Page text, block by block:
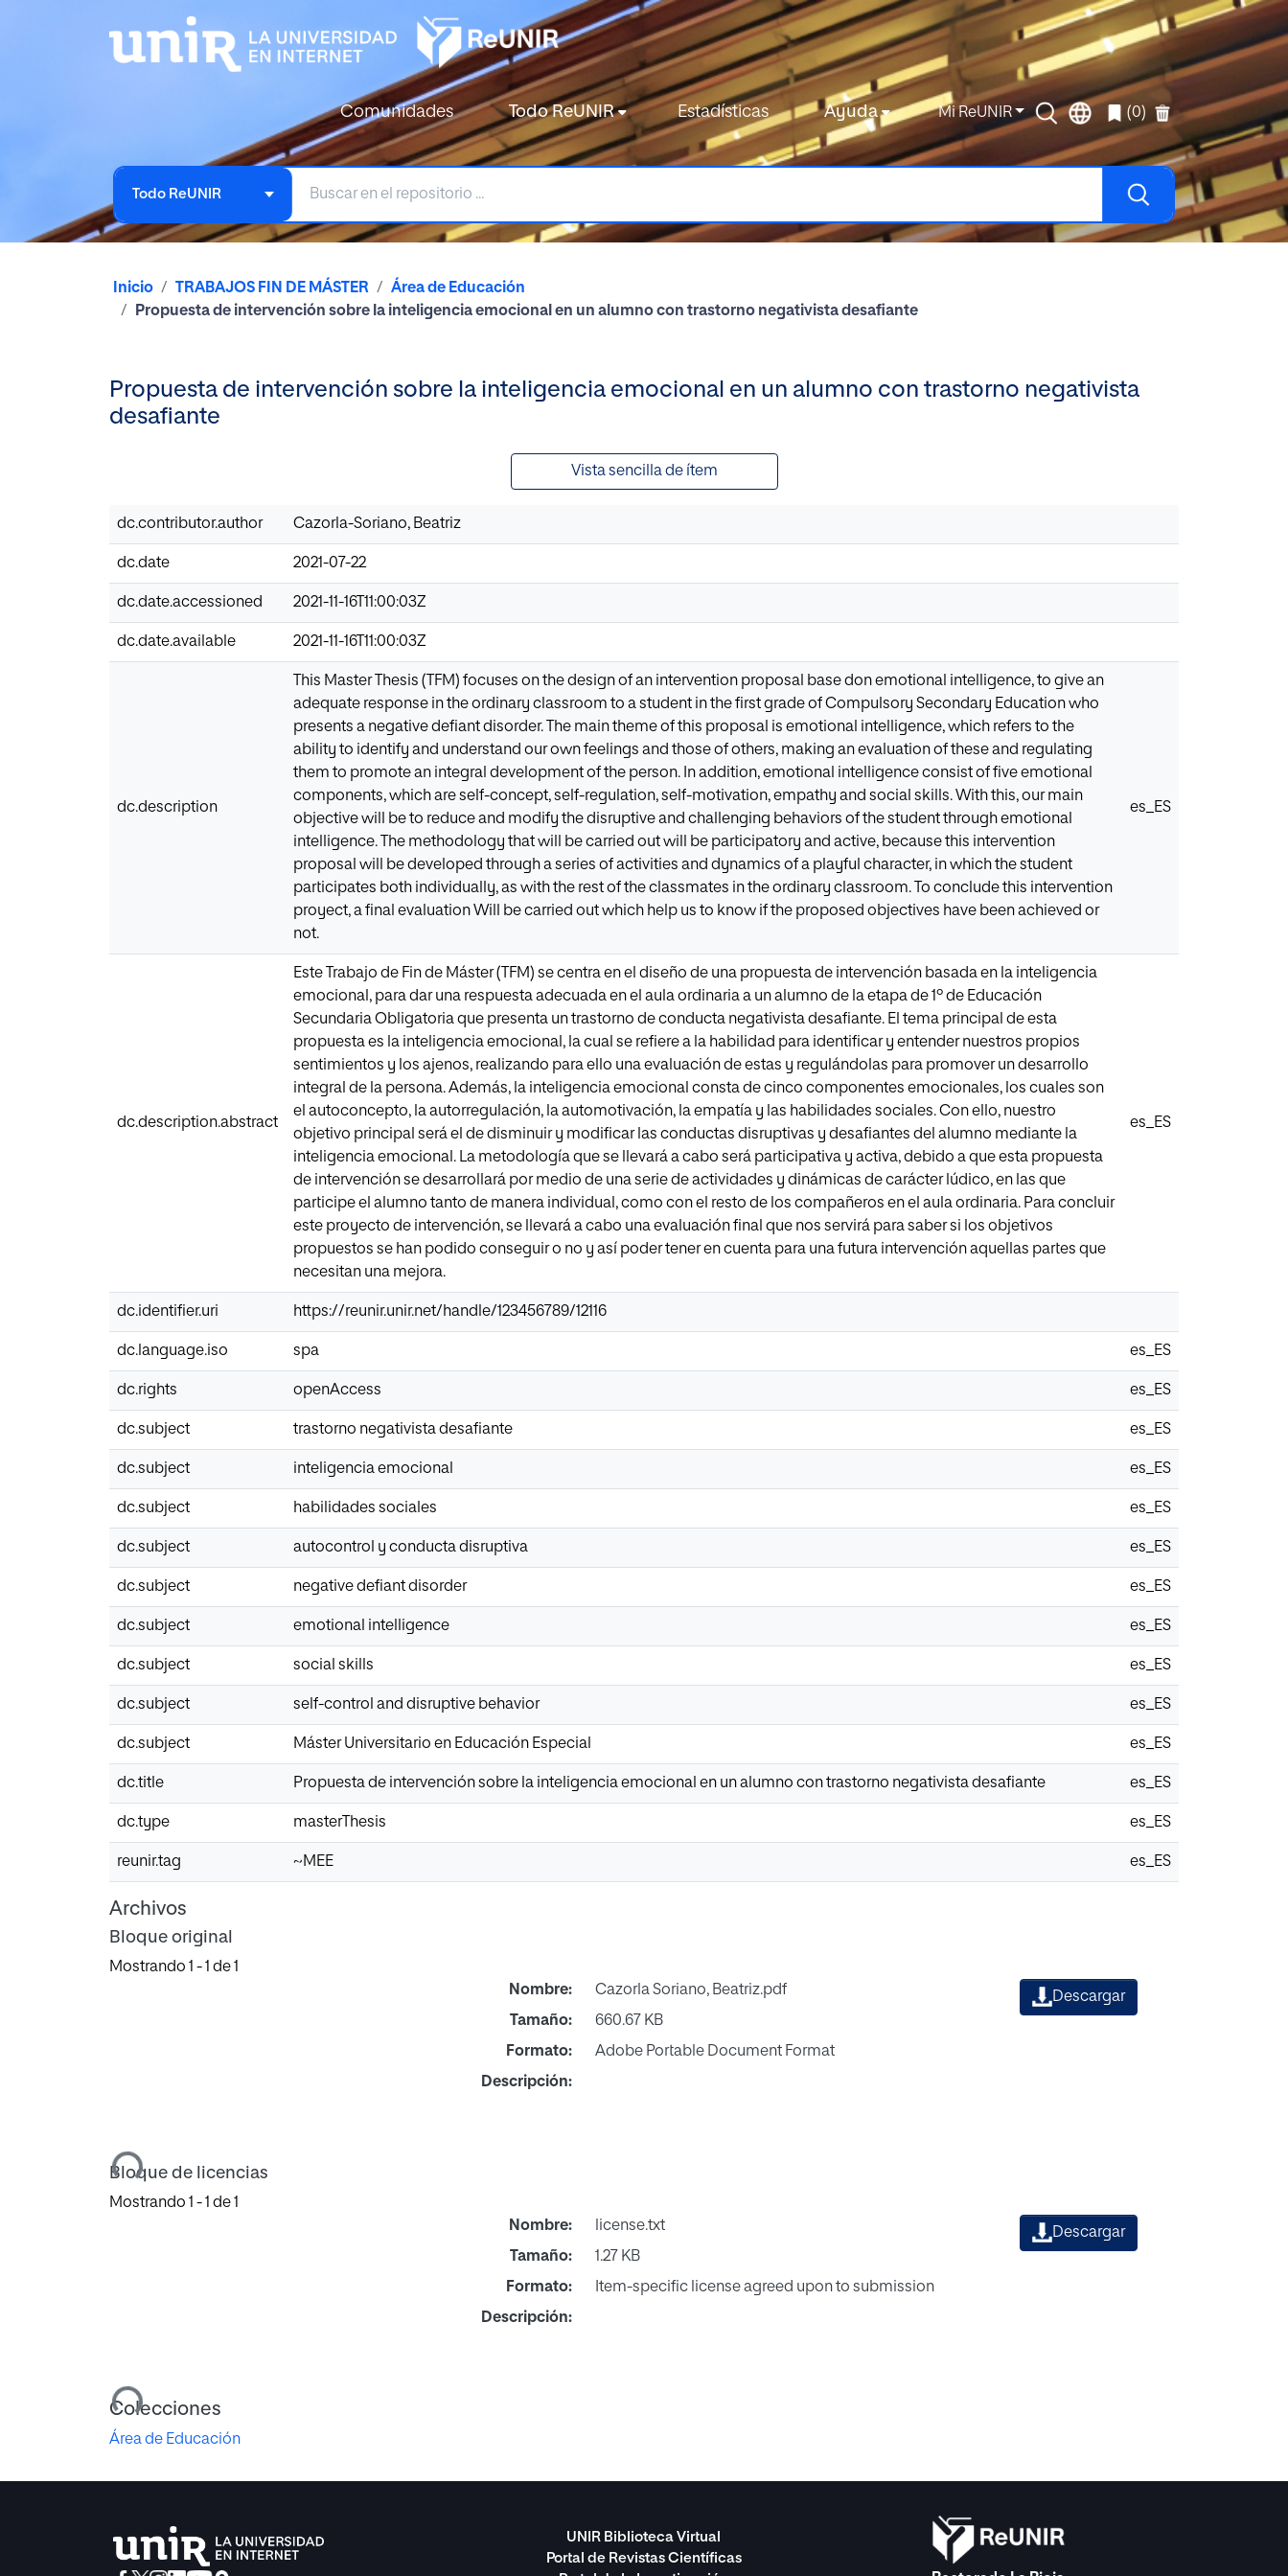
Comunidades Todo ReUNIR Estadísticas Ayuda Mi ReUNIR (0)
Todo ReUNIR
Inicio TRABAJOS FIN DE MÁSTER
Área de Educación
Propuesta de intervención sobre la inteligencia emocional en un alumno con trastorno negativista desafiante
Propuesta de intervención sobre la inteligencia emocional en un alumno con trastorno negativista
desafiante
Vista sencilla de ítem
dc.contributor.author Cazorla-Soriano, Beatriz
dc.date 2021-07-22
dc.date.accessioned 2021-11-16T11:00:03Z
dc.date.available 2021-11-16T11:00:03Z
dc.description
This Master Thesis (TFM) focuses on the design of an intervention proposal base don emotional intelligence, to give an
adequate response in the ordinary classroom to a student in the first grade of Compulsory Secondary Education who
presents a negative defiant disorder. The main theme of this proposal is emotional intelligence, which refers to the
ability to identify and understand our own feelings and those of others, making an evaluation of these and regulating
them to promote an integral development of the person. In addition, emotional intelligence consist of five emotional
components, which are self-concept, self-regulation, self-motivation, empathy and social skills. With this, our main
objective will be to reduce and modify the disruptive and challenging behaviors of the student through emotional
intelligence. The methodology that will be carried out will be participatory and active, because this intervention
proposal will be developed through a series of activities and dynamics of a playful character, in which the student
participates both individually, as with the rest of the classmates in the ordinary classroom. To conclude this intervention
proyect, a final evaluation Will be carried out which help us to know if the proposed objectives have been achieved or
not.
es_ES
dc.description.abstract
Este Trabajo de Fin de Máster (TFM) se centra en el diseño de una propuesta de intervención basada en la inteligencia
emocional, para dar una respuesta adecuada en el aula ordinaria a un alumno de la etapa de 1º de Educación
Secundaria Obligatoria que presenta un trastorno de conducta negativista desafiante. El tema principal de esta
propuesta es la inteligencia emocional, la cual se refiere a la habilidad para identificar y entender nuestros propios
sentimientos y los ajenos, realizando para ello una evaluación de estas y regulándolas para promover un desarrollo
integral de la persona. Además, la inteligencia emocional consta de cinco componentes emocionales, los cuales son
el autoconcepto, la autorregulación, la automotivación, la empatía y las habilidades sociales. Con ello, nuestro
objetivo principal será el de disminuir y modificar las conductas disruptivas y desafiantes del alumno mediante la
inteligencia emocional. La metodología que se llevará a cabo será participativa y activa, debido a que esta propuesta
de intervención se desarrollará por medio de una serie de actividades y dinámicas de carácter lúdico, en las que
participe el alumno tanto de manera individual, como con el resto de los compañeros en el aula ordinaria. Para concluir
este proyecto de intervención, se llevará a cabo una evaluación final que nos servirá para saber si los objetivos
propuestos se han podido conseguir o no y así poder tener en cuenta para una futura intervención aquellas partes que
necesitan una mejora.
es_ES
dc.identifier.uri https://reunir.unir.net/handle/123456789/12116
dc.language.iso spa es_ES
dc.rights openAccess es_ES
dc.subject trastorno negativista desafiante es_ES
dc.subject inteligencia emocional es_ES
dc.subject habilidades sociales es_ES
dc.subject autocontrol y conducta disruptiva es_ES
dc.subject negative defiant disorder es_ES
dc.subject emotional intelligence es_ES
dc.subject social skills es_ES
dc.subject self-control and disruptive behavior es_ES
dc.subject Máster Universitario en Educación Especial es_ES
dc.title Propuesta de intervención sobre la inteligencia emocional en un alumno con trastorno negativista desafiante es_ES
dc.type masterThesis es_ES
reunir.tag ~MEE es_ES
Archivos
Bloque original
Mostrando 1 - 1 de 1
Cargando...
Nombre:
Cazorla Soriano, Beatriz.pdf
Tamaño:
660.67 KB
Formato:
Adobe Portable Document Format
Descripción:
Descargar
Bloque de licencias
Mostrando 1 - 1 de 1
Cargando...
Nombre:
license.txt
Tamaño:
1.27 KB
Formato:
Item-specific license agreed upon to submission
Descripción:
Descargar
Colecciones
Área de Educación
UNIR Biblioteca Virtual
Portal de Revistas Científicas